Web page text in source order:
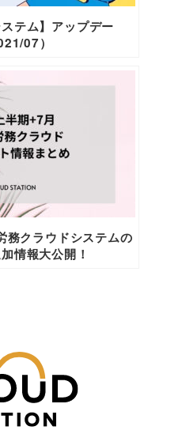
テム】アップデー
07）
クラウドシステムの
情報大公開！